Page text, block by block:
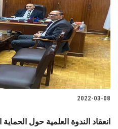
2022-03-08
انعقاد الندوة العلمية حول